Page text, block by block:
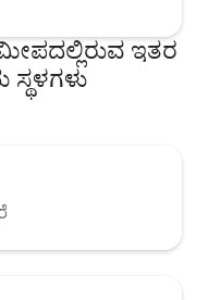
ಇತರ
ಸ್ಥಳಗಳು